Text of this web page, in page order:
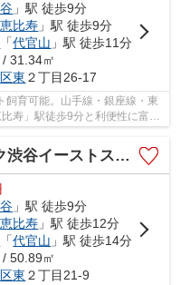
」駅 徒歩9分
恵比寿 」駅 徒歩9分
「代官山 」駅 徒歩11分
31.34㎡
東 ２丁目26-17
飼育可能。山手線・銀座線・東
寿」駅徒歩9分と利便性に富ん
イーストスクエア
」駅 徒歩9分
恵比寿 」駅 徒歩12分
「代官山 」駅 徒歩14分
50.89㎡
東 ２丁目21-9